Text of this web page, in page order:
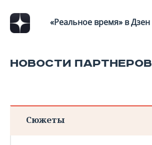
«Реальное время» в Дзен
НОВОСТИ ПАРТНЕРОВ
Сюжеты